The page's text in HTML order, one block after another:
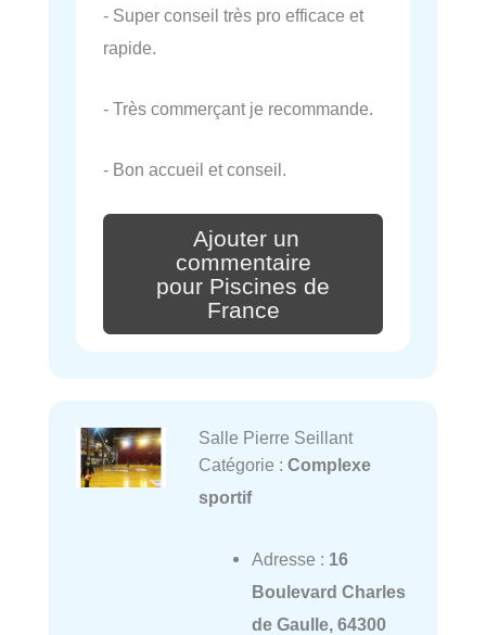
- Super conseil très pro efficace et
rapide.
- Très commerçant je recommande.
- Bon accueil et conseil.
Ajouter un
commentaire
pour Piscines de
France
Salle Pierre Seillant
Catégorie : Complexe
sportif
Adresse : 16
Boulevard Charles
de Gaulle, 64300